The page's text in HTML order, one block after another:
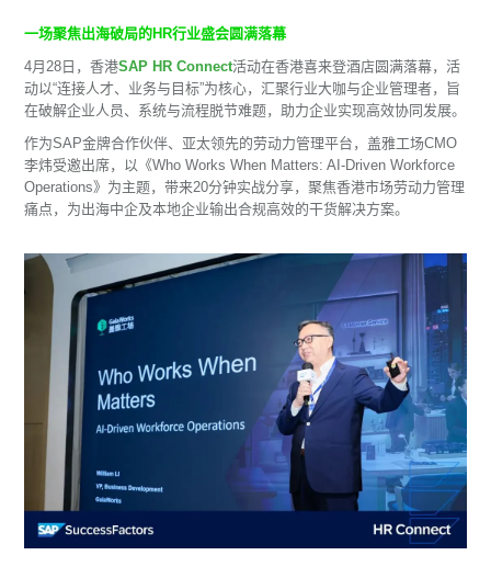
一场聚焦出海破局的HR行业盛会圆满落幕
4月28日，香港SAP HR Connect活动在香港喜来登酒店圆满落幕，活
动以“连接人才、业务与目标”为核心，汇聚行业大咖与企业管理者，旨
在破解企业人员、系统与流程脱节难题，助力企业实现高效协同发展。
作为SAP金牌合作伙伴、亚太领先的劳动力管理平台，盖雅工场CMO
李炜受邀出席，以《Who Works When Matters: AI-Driven Workforce
Operations》为主题，带来20分钟实战分享，聚焦香港市场劳动力管理
痛点，为出海中企及本地企业输出合规高效的干货解决方案。